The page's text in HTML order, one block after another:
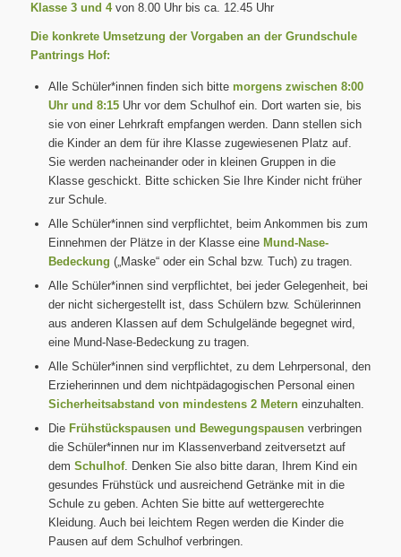
Klasse 3 und 4von 8.00 Uhr bis ca. 12.45 Uhr
Die konkrete Umsetzung der Vorgaben an der Grundschule
Pantrings Hof:
Alle Schüler*innen finden sich bitte morgens zwischen 8:00
Uhr und 8:15Uhr vor dem Schulhof ein. Dort warten sie, bis
sie von einer Lehrkraft empfangen werden. Dann stellen sich
die Kinder an dem für ihre Klasse zugewiesenen Platz auf.
Sie werden nacheinander oder in kleinen Gruppen in die
Klasse geschickt. Bitte schicken Sie Ihre Kinder nicht früher
zur Schule.
Alle Schüler*innen sind verpflichtet, beim Ankommen bis zum
Einnehmen der Plätze in der Klasse eine Mund-Nase-
Bedeckung („Maske“ oder ein Schal bzw. Tuch) zu tragen.
Alle Schüler*innen sind verpflichtet, bei jeder Gelegenheit, bei
der nicht sichergestellt ist, dass Schülern bzw. Schülerinnen
aus anderen Klassen auf dem Schulgelände begegnet wird,
eine Mund-Nase-Bedeckung zu tragen.
Alle Schüler*innen sind verpflichtet, zu dem Lehrpersonal, den
Erzieherinnen und dem nichtpädagogischen Personal einen
Sicherheitsabstand von mindestens 2 Metern einzuhalten.
Die Frühstückspausen und Bewegungspausenverbringen
die Schüler*innen nur im Klassenverband zeitversetzt auf
dem Schulhof. Denken Sie also bitte daran, Ihrem Kind ein
gesundes Frühstück und ausreichend Getränke mit in die
Schule zu geben. Achten Sie bitte auf wettergerechte
Kleidung. Auch bei leichtem Regen werden die Kinder die
Pausen auf dem Schulhof verbringen.